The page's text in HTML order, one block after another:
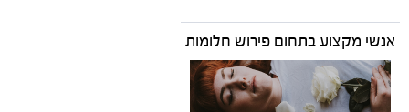
אנשי מקצוע בתחום פירוש חלומות